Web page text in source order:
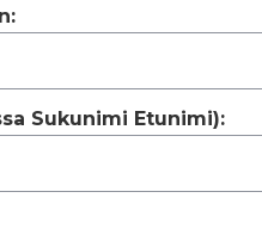
Sukunimi Etunimi):